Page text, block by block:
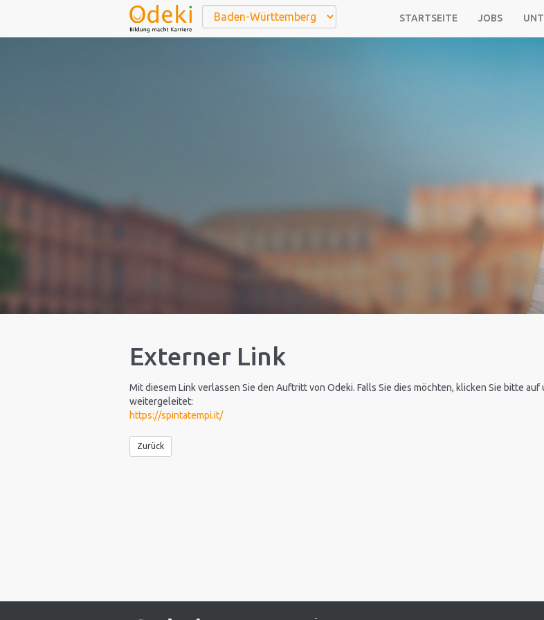
STARTSEITE JOBS
Externer Link
Mit diesem Link verlassen Sie den Auftritt von Odeki. Falls Sie dies möchten, klicken Sie bitte
weitergeleitet:
https://spintatempi.it/
Zurück